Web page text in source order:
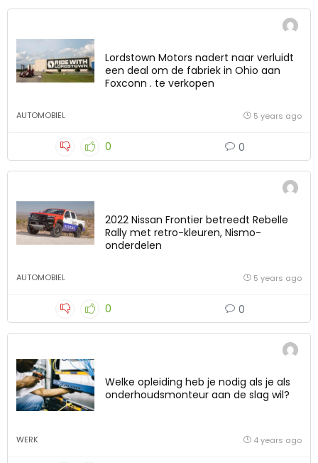
Lordstown Motors nadert naar verluidt
een deal om de fabriek in Ohio aan
Foxconn . te verkopen
AUTOMOBIEL 5 years ago
0 0
2022 Nissan Frontier betreedt Rebelle
Rally met retro-kleuren, Nismo-
onderdelen
AUTOMOBIEL 5 years ago
0 0
Welke opleiding heb je nodig als je als
onderhoudsmonteur aan de slag wil?
WERK 4 years ago